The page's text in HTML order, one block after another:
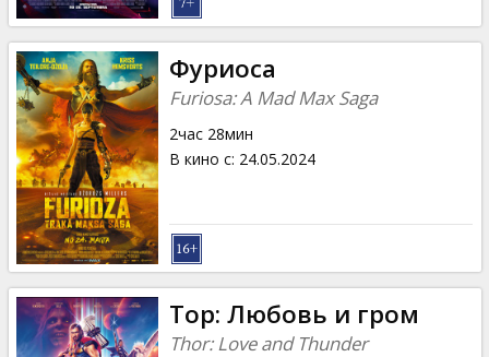
Фуриоса
Furiosa: A Mad Max Saga
2час 28мин
В кино с: 24.05.2024
Тор: Любовь и гром
Thor: Love and Thunder